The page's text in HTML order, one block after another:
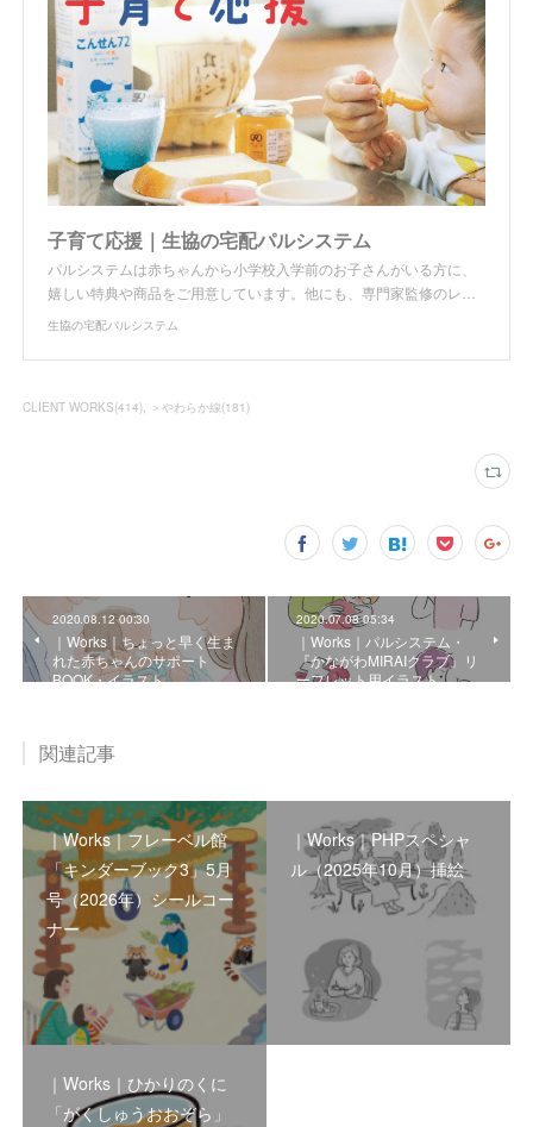
子育て応援｜生協の宅配パルシステム
パルシステムは赤ちゃんから小学校入学前のお子さんがいる方に、
嬉しい特典や商品をご用意しています。他にも、専門家監修のレ…
生協の宅配パルシステム
CLIENT WORKS(414) ＞やわらか線(181)
2020.08.12 00:30
｜Works｜ちょっと早く生ま
れた赤ちゃんのサポート
BOOK・イラスト
2020.07.08 05:34
｜Works｜パルシステム・
『かながわMIRAIクラブ』リ
ーフレット用イラスト
関連記事
｜Works｜フレーベル館
「キンダーブック3」5月
号（2026年）シールコー
ナー
｜Works｜PHPスペシャ
ル（2025年10月）挿絵
｜Works｜ひかりのくに
「がくしゅうおおぞら」